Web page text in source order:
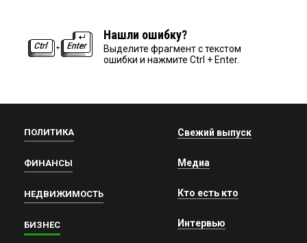
Нашли ошибку?
Выделите фрагмент с текстом
ошибки и нажмите Ctrl + Enter.
ПОЛИТИКА
ФИНАНСЫ
НЕДВИЖИМОСТЬ
БИЗНЕС
Свежий выпуск
Медиа
Кто есть кто
Интервью